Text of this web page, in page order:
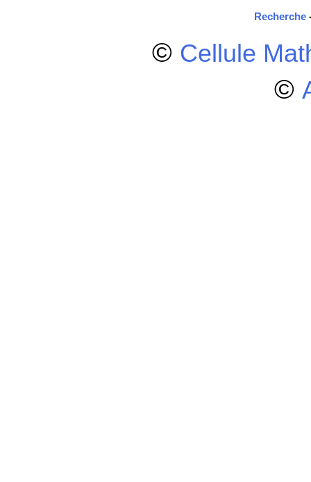
Recherche
© Cellule
©